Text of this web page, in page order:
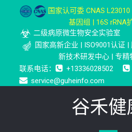
国家认可委 CNAS
基因组 | 16S rRNA
二级病原微生物安全实验室
国家高新企业 | ISO9001认证
新技术研发中心 | 专精
联系电话：
+13336028502
service@guheinfo.com
谷禾健